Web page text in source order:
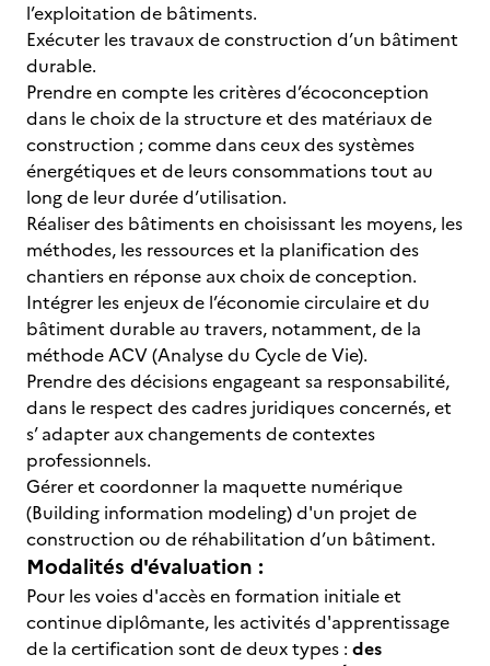
l’exploitation de bâtiments.
Exécuter les travaux de construction d’un bâtiment
durable.
Prendre en compte les critères d’écoconception
dans le choix de la structure et des matériaux de
construction ; comme dans ceux des systèmes
énergétiques et de leurs consommations tout au
long de leur durée d’utilisation.
Réaliser des bâtiments en choisissant les moyens, les
méthodes, les ressources et la planification des
chantiers en réponse aux choix de conception.
Intégrer les enjeux de l’économie circulaire et du
bâtiment durable au travers, notamment, de la
méthode ACV (Analyse du Cycle de Vie).
Prendre des décisions engageant sa responsabilité,
dans le respect des cadres juridiques concernés, et
s’ adapter aux changements de contextes
professionnels.
Gérer et coordonner la maquette numérique
(Building information modeling) d'un projet de
construction ou de réhabilitation d’un bâtiment.
Modalités d'évaluation :
Pour les voies d'accès en formation initiale et
continue diplômante, les activités d'apprentissage
de la certification sont de deux types : des